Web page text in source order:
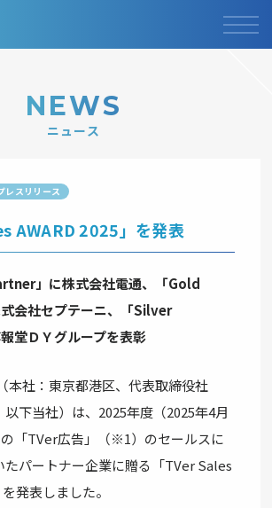
NEWS
ニュース
レスリリース
AWARD 2025」を発表
」に株式会社電通、「Gold
会社セプテーニ、「Silver
堂ＤＹグループを表彰
本社：東京都港区、代表取締役社
下当社）は、2025年度（2025年4月
「TVer広告」（※1）のセールスに
たパートナー企業に贈る「TVer Sales
発表しました。